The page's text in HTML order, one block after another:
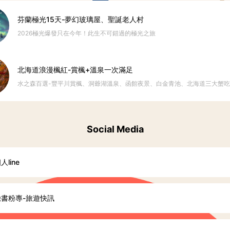
芬蘭極光15天-夢幻玻璃屋、聖誕老人村
2026極光爆發只在今年！此生不可錯過的極光之旅
北海道浪漫楓紅-賞楓+溫泉一次滿足
水之森百選-豐平川賞楓、洞爺湖溫泉、函館夜景、白金青池、北海道三大蟹
Social Media
line
粉專-旅遊快訊